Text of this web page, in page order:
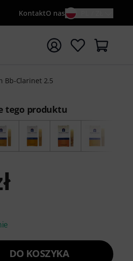
KontaktO nas
kluczowego {searchTerm}
Bb-Clarinet 2.5
tego produktu
DO KOSZYKA